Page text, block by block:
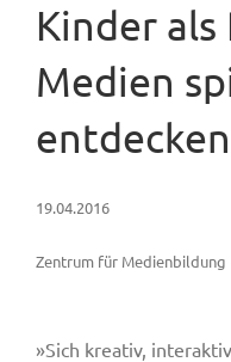
Kinder als
Medien
entdecken
19.04.2016
Zentrum für Medienbildung
»Sich kreativ,